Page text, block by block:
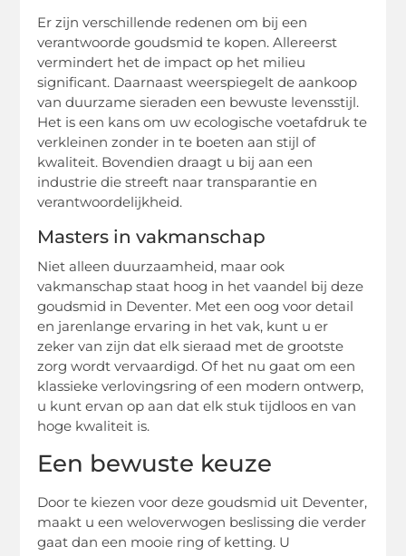
Er zijn verschillende redenen om bij een
verantwoorde goudsmid te kopen. Allereerst
vermindert het de impact op het milieu
significant. Daarnaast weerspiegelt de aankoop
van duurzame sieraden een bewuste levensstijl.
Het is een kans om uw ecologische voetafdruk te
verkleinen zonder in te boeten aan stijl of
kwaliteit. Bovendien draagt u bij aan een
industrie die streeft naar transparantie en
verantwoordelijkheid.
Masters in vakmanschap
Niet alleen duurzaamheid, maar ook
vakmanschap staat hoog in het vaandel bij deze
goudsmid in Deventer. Met een oog voor detail
en jarenlange ervaring in het vak, kunt u er
zeker van zijn dat elk sieraad met de grootste
zorg wordt vervaardigd. Of het nu gaat om een
klassieke verlovingsring of een modern ontwerp,
u kunt ervan op aan dat elk stuk tijdloos en van
hoge kwaliteit is.
Een bewuste keuze
Door te kiezen voor deze goudsmid uit Deventer,
maakt u een weloverwogen beslissing die verder
gaat dan een mooie ring of ketting. U